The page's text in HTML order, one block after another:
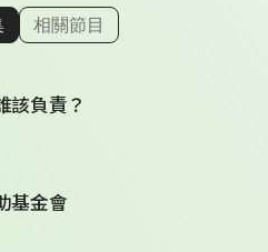
顯示相關單集
相關節目
該負責？
基金會